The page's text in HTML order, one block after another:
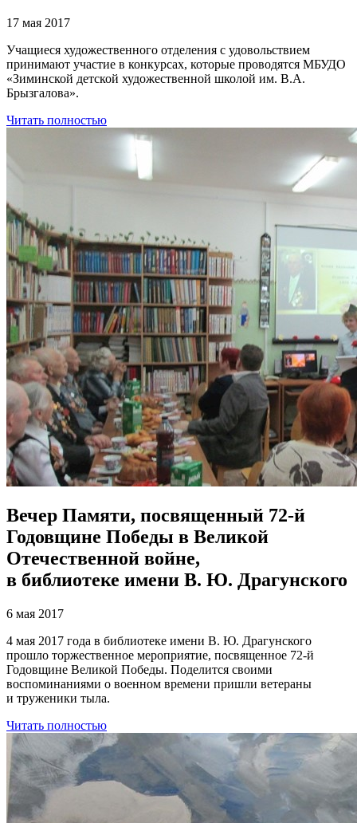
17 мая 2017
Учащиеся художественного отделения с удовольствием
принимают участие в конкурсах, которые проводятся МБУДО
«Зиминской детской художественной школой им. В.А.
Брызгалова».
Читать полностью
Вечер Памяти, посвященный 72-й
Годовщине Победы в Великой
Отечественной войне,
в библиотеке имени В. Ю. Драгунского
6 мая 2017
4 мая 2017 года в библиотеке имени В. Ю. Драгунского
прошло торжественное мероприятие, посвященное 72-й
Годовщине Великой Победы. Поделится своими
воспоминаниями о военном времени пришли ветераны
и труженики тыла.
Читать полностью